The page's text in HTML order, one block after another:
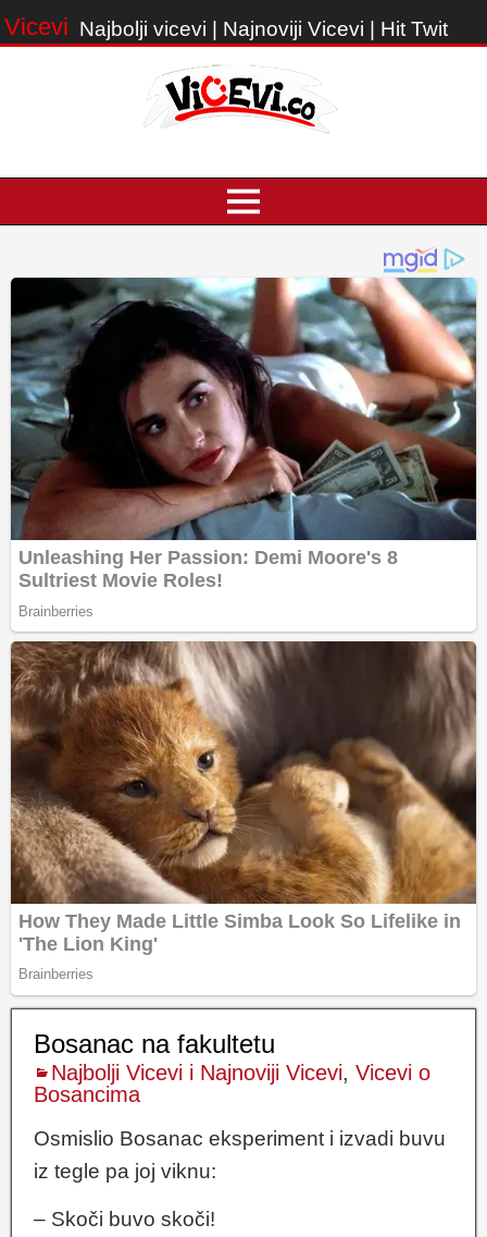
Vicevi Najbolji vicevi | Najnoviji Vicevi | Hit Twit
Bosanac na fakultetu
Najbolji Vicevi i Najnoviji Vicevi, Vicevi o
Bosancima
Osmislio Bosanac eksperiment i izvadi buvu
iz tegle pa joj viknu:
– Skoči buvo skoči!